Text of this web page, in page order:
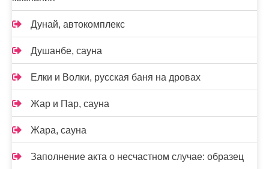
Дунай, автокомплекс
Душанбе, сауна
Елки и Волки, русская баня на дровах
Жар и Пар, сауна
Жара, сауна
Заполнение акта о несчастном случае: образец